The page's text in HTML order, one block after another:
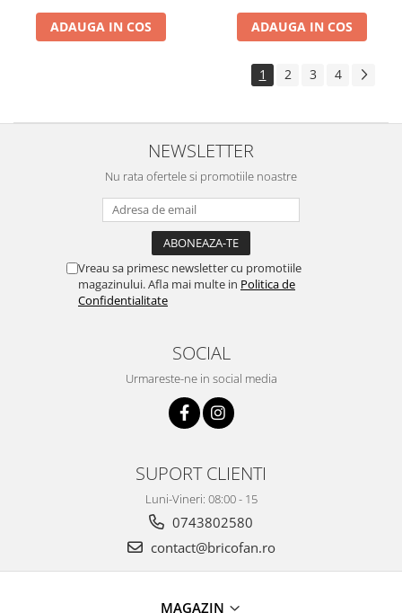
ADAUGA IN COS ADAUGA IN COS
1 2 3 4
NEWSLETTER
Nu rata ofertele si promotiile noastre
Vreau sa primesc newsletter cu promotiile
magazinului. Afla mai multe in Politica de
Confidentialitate
SOCIAL
Urmareste-ne in social media
SUPORT CLIENTI
Luni-Vineri: 08:00 - 15
0743802580
contact@bricofan.ro
MAGAZIN